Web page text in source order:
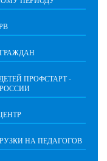
ПРОФСТАРТ -
НА ПЕДАГОГОВ